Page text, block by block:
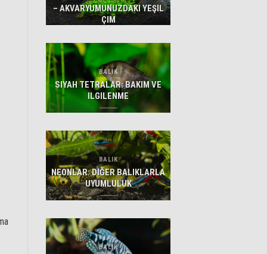
– AKVARYUMUNUZDAKI YEŞIL
ÇIM
BALIK
SIYAH TETRALAR: BAKIM VE
ILGILENME
BALIK
NEONLAR: DIĞER BALIKLARLA
UYUMLULUK
BALIK